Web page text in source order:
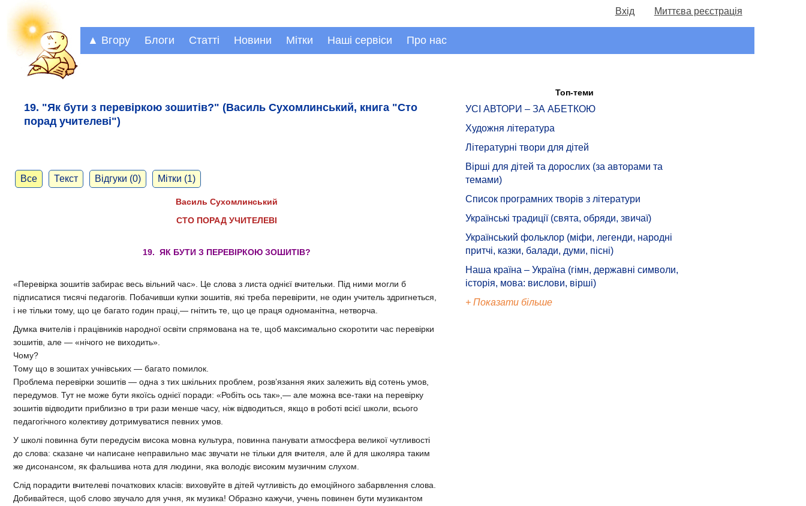
Вхід Миттєва реєстрація
▲ Вгору Блоги Статті Новини Мітки Наші сервіси Про нас
19. "Як бути з перевіркою зошитів?" (Василь Сухомлинський, книга "Сто
порад учителеві")
Все Текст Відгуки (0) Мітки (1)
Василь Сухомлинський
СТО ПОРАД УЧИТЕЛЕВІ
19. ЯК БУТИ З ПЕРЕВІРКОЮ ЗОШИТІВ?
«Перевірка зошитів забирає весь вільний час». Це слова з листа однієї вчительки. Під ними могли б
підписатися тисячі педагогів. Побачивши купки зошитів, які треба перевірити, не один учитель здригнеться,
і не тільки тому, що це багато годин праці,— гнітить те, що це праця одноманітна, нетворча.
Думка вчителів і працівників народної освіти спрямована на те, щоб максимально скоротити час перевірки
зошитів, але — «нічого не виходить».
Чому?
Тому що в зошитах учнівських — багато помилок.
Проблема перевірки зошитів — одна з тих шкільних проблем, розв’язання яких залежить від сотень умов,
передумов. Тут не може бути якоїсь однієї поради: «Робіть ось так»,— але можна все-таки на перевірку
зошитів відводити приблизно в три рази менше часу, ніж відводиться, якщо в роботі всієї школи, всього
педагогічного колективу дотримуватися певних умов.
У школі повинна бути передусім висока мовна культура, повинна панувати атмосфера великої чутливості
до слова: сказане чи написане неправильно має звучати не тільки для вчителя, але й для школяра таким
же дисонансом, як фальшива нота для людини, яка володіє високим музичним слухом.
Слід порадити вчителеві початкових класів: виховуйте в дітей чутливість до емоційного забарвлення слова.
Добивайтеся, щоб слово звучало для учня, як музика! Образно кажучи, учень повинен бути музикантом
Топ-теми
УСІ АВТОРИ – ЗА АБЕТКОЮ
Художня література
Літературні твори для дітей
Вірші для дітей та дорослих (за авторами та
темами)
Список програмних творів з літератури
Українські традиції (свята, обряди, звичаї)
Український фольклор (міфи, легенди, народні
притчі, казки, балади, думи, пісні)
Наша країна – Україна (гімн, державні символи,
історія, мова: вислови, вірші)
+ Показати більше